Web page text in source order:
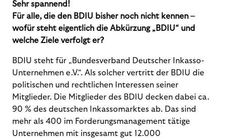
Sehr spannend!
Für alle, die den BDIU bisher noch nicht kennen –
wofür steht eigentlich die Abkürzung „BDIU“ und
welche Ziele verfolgt er?
BDIU steht für „Bundesverband Deutscher Inkasso-
Unternehmen e.V.“. Als solcher vertritt der BDIU die
politischen und rechtlichen Interessen seiner
Mitglieder. Die Mitglieder des BDIU decken dabei ca.
90 % des deutschen Inkassomarktes ab. Das sind
mehr als 400 im Forderungsmanagement tätige
Unternehmen mit insgesamt gut 12.000